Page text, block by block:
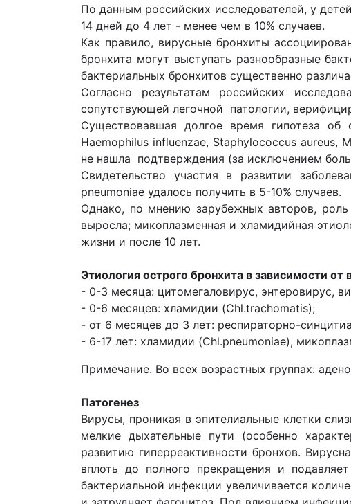
По данным российских исследователей, у
14 дней до 4 лет - менее чем в 10% случаев.
Как правило, вирусные бронхиты
бронхита могут выступать разнообразные
бактериальных бронхитов существенно
Согласно результатам российских
сопутствующей легочной патологии,
Существовавшая долгое время гипотеза об
Haemophilus influenzae, Staphylococcus
не нашла подтверждения (за исключением
Свидетельство участия в развитии
pneumoniae удалось получить в 5-10% случаев.
Однако, по мнению зарубежных авторов,
выросла; микоплазменная и хламидийная
жизни и после 10 лет.
Этиология острого бронхита в зависимости от
- 0-3 месяца: цитомегаловирус, энтеровирус,
- 0-6 месяцев: хламидии (Chl.trachomatis);
- от 6 месяцев до 3 лет: респираторно-
- 6-17 лет: хламидии (Chl.pneumoniae),
Примечание. Во всех возрастных группах:
Патогенез
Вирусы, проникая в эпителиальные клетки
мелкие дыхательные пути (особенно
развитию гиперреактивности бронхов.
вплоть до полного прекращения и
бактериальной инфекции увеличивается